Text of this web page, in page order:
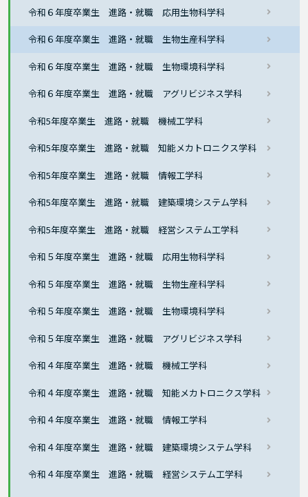
令和６年度卒業生 進路・就職 応用生物科学科
令和６年度卒業生 進路・就職 生物生産科学科
令和６年度卒業生 進路・就職 生物環境科学科
令和６年度卒業生 進路・就職 アグリビジネス学科
令和5年度卒業生 進路・就職 機械工学科
令和5年度卒業生 進路・就職 知能メカトロニクス学科
令和5年度卒業生 進路・就職 情報工学科
令和5年度卒業生 進路・就職 建築環境システム学科
令和5年度卒業生 進路・就職 経営システム工学科
令和５年度卒業生 進路・就職 応用生物科学科
令和５年度卒業生 進路・就職 生物生産科学科
令和５年度卒業生 進路・就職 生物環境科学科
令和５年度卒業生 進路・就職 アグリビジネス学科
令和４年度卒業生 進路・就職 機械工学科
令和４年度卒業生 進路・就職 知能メカトロニクス学科
令和４年度卒業生 進路・就職 情報工学科
令和４年度卒業生 進路・就職 建築環境システム学科
令和４年度卒業生 進路・就職 経営システム工学科